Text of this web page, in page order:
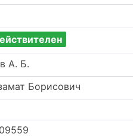
А. Б.
Борисович